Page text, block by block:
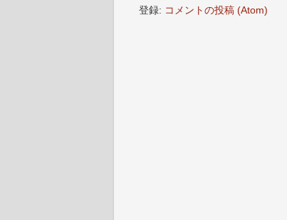
登録: コメントの投稿 (Atom)